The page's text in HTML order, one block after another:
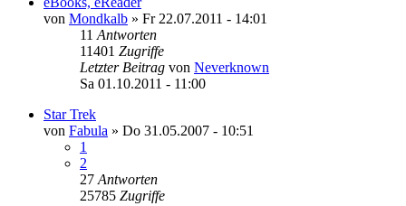
von Mondkalb » Fr 22.07.2011 - 14:01
11 Antworten
11401 Zugriffe
Letzter Beitrag von Neverknown
Sa 01.10.2011 - 11:00
Star Trek
von Fabula » Do 31.05.2007 - 10:51
1
2
27 Antworten
25785 Zugriffe